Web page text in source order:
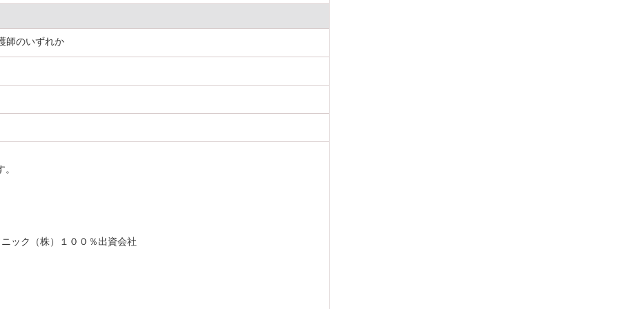
師のいずれか
ック（株）１００％出資会社